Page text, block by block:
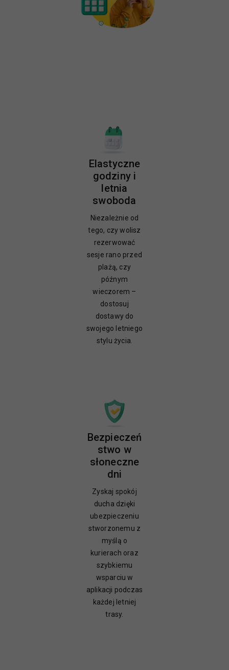
Elastyczne
godziny i
letnia
swoboda
Niezależnie od
tego, czy wolisz
rezerwować
sesje rano przed
plażą, czy
późnym
wieczorem –
dostosuj
dostawy do
swojego letniego
stylu życia.
Bezpieczeń
stwo w
słoneczne
dni
Zyskaj spokój
ducha dzięki
ubezpieczeniu
stworzonemu z
myślą o
kurierach oraz
szybkiemu
wsparciu w
aplikacji podczas
każdej letniej
trasy.